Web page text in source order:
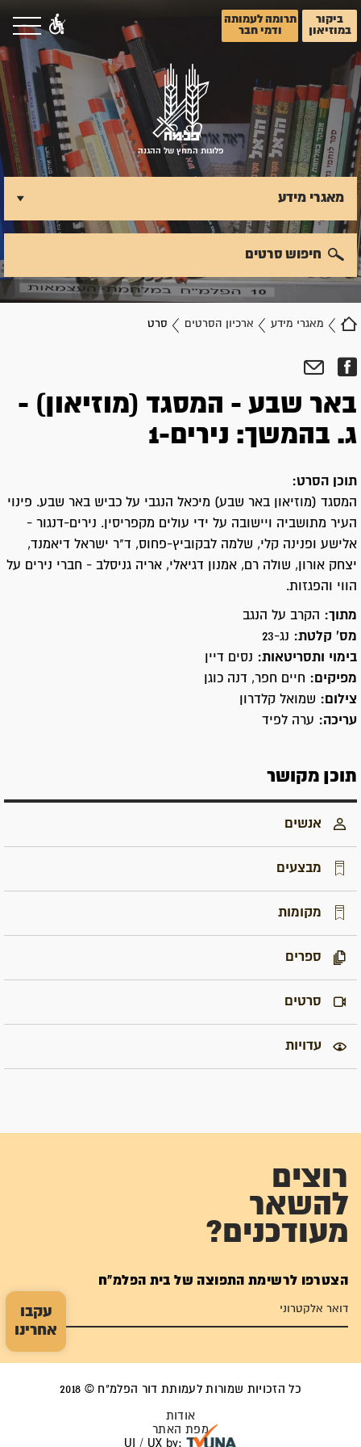
עקבו
אחרינו
ביקור
במוזיאון
תרומה לעמותה
ודמי חבר
פלוגות המחץ של ההגנה
מאגרי מידע ארכיון הסרטים סרט
מאגרי מידע
חיפוש סרטים
באר שבע - המסגד (מוזיאון) -
ג. בהמשך: נירים-1
תוכן הסרט:
המסגד (מוזיאון באר שבע) מיכאל הנגבי על כביש באר שבע. פינוי
העיר מתושביה ויישובה על ידי עולים מקפריסין. נירים-דנגור -
אלישע ופנינה קלי, שלמה לבקוביץ-פחוס, ד"ר ישראל דיאמנד,
יצחק אורון, שולה רם, אמנון דגיאלי, אריה גניסלב - חברי נירים על
הווי והפגזות.
מתוך:
הקרב על הנגב
מס' קלטת: נג-23
בימוי ותסריטאות: נסים דיין
מפיקים: חיים חפר, דנה כוגן
צילום: שמואל קלדרון
עריכה: ערה לפיד
תוכן מקושר
אנשים
מבצעים
מקומות
ספרים
סרטים
עדויות
רוצים
להשאר
מעודכנים?
הצטרפו לרשימת התפוצה של בית הפלמ"ח
כל הזכויות שמורות לעמותת דור הפלמ"ח © 2018
אודות
מפת האתר
UI / UX by: